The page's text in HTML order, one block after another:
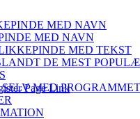
Page Link
MED NAVN
MED NAVN
MED TEKST
DE MEST
MED